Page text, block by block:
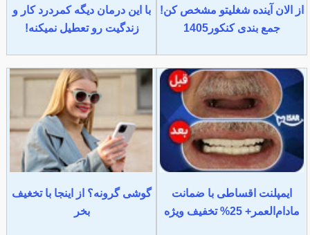
از الان آینده شغلیتو مشخص کن!
جمع بندی کنکور1405
با این درمان دیگه کمردرد کار و
زندگیت رو تعطیل نمیکنه!
ایمپلنت اقساطی با ضمانت
مادام‌العمر+ 25% تخفیف ویژه
گوشی گرونه؟ از اینجا با تخغیف
بخر